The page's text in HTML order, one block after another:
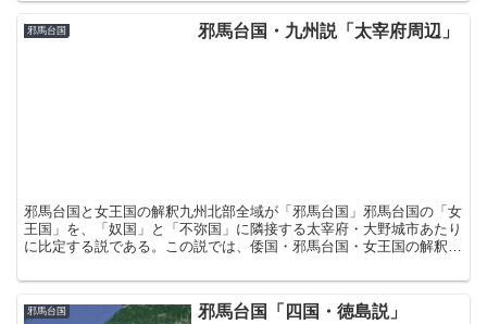
邪馬台国 邪馬台国・九州説「太宰府周辺」
邪馬台国 邪馬台国「四国・徳島説」